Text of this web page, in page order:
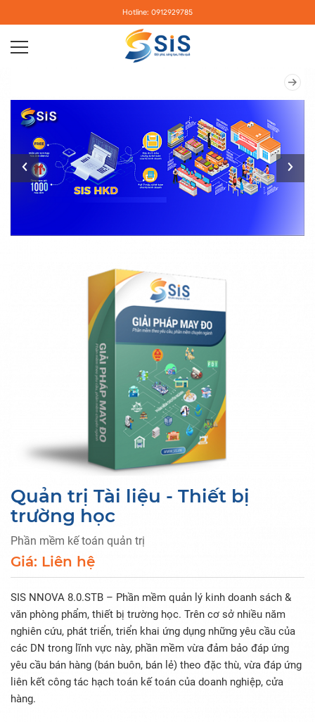
Hotline: 0912929785
Quản trị Tài liệu - Thiết bị
trường học
Phần mềm kế toán quản trị
Giá: Liên hệ
SIS NNOVA 8.0.STB – Phần mềm quản lý kinh doanh sách &
văn phòng phẩm, thiết bị trường học. Trên cơ sở nhiều năm
nghiên cứu, phát triển, triển khai ứng dụng những yêu cầu của
các DN trong lĩnh vực này, phần mềm vừa đảm bảo đáp ứng
yêu cầu bán hàng (bán buôn, bán lẻ) theo đặc thù, vừa đáp ứng
liên kết công tác hạch toán kế toán của doanh nghiệp, cửa
hàng.